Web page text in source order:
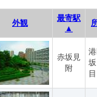
外観
最寄駅
▲
赤坂見
附
目